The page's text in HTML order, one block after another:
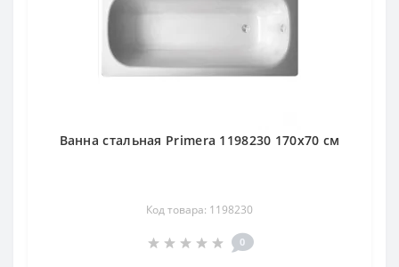
Ванна стальная Primera 1198230 170x70 см
Код товара: 1198230
0